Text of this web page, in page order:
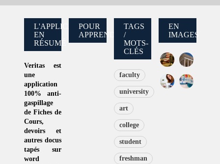
L'APPLICATION
EN
RÉSUMÉ
Veritasest
une
application
100% anti-
gaspillage
de Fiches de
Cours,
devoirs et
autres docus
tapés sur
word
POUR
APPRENDRE
TAGS
/
MOTS-
CLÉS
faculty
university
art
college
student
freshman
EN
IMAGES